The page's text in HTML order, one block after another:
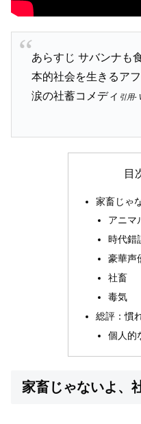
あらすじ サバンナも
本的社会を生きるア
涙の社蓄コメディ 引用-
目
家畜じゃ
アニマ
時代錯
豪華声
社畜
毒気
総評：慣
個人的
家畜じゃないよ、